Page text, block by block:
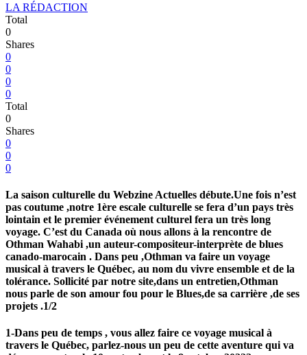
LA RÉDACTION
Total
0
Shares
0
0
0
0
Total
0
Shares
0
0
0
La saison culturelle du Webzine Actuelles débute.Une fois n’est
pas coutume ,notre 1ère escale culturelle se fera d’un pays très
lointain et le premier événement culturel fera un très long
voyage. C’est du Canada où nous allons à la rencontre de
Othman Wahabi ,un auteur-compositeur-interprète de blues
canado-marocain . Dans peu ,Othman va faire un voyage
musical à travers le Québec, au nom du vivre ensemble et de la
tolérance. Sollicité par notre site,dans un entretien,Othman
nous parle de son amour fou pour le Blues,de sa carrière ,de ses
projets .1/2
1-Dans peu de temps , vous allez faire ce voyage musical à
travers le Québec, parlez-nous un peu de cette aventure qui va